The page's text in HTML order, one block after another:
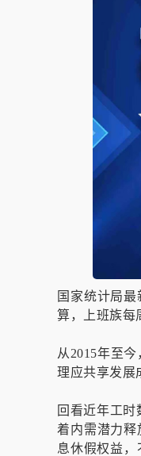
国家统计局
算，上班族每
从2015年至
理应共享发展
回看近年工
着内需潜力释
息休假权益，